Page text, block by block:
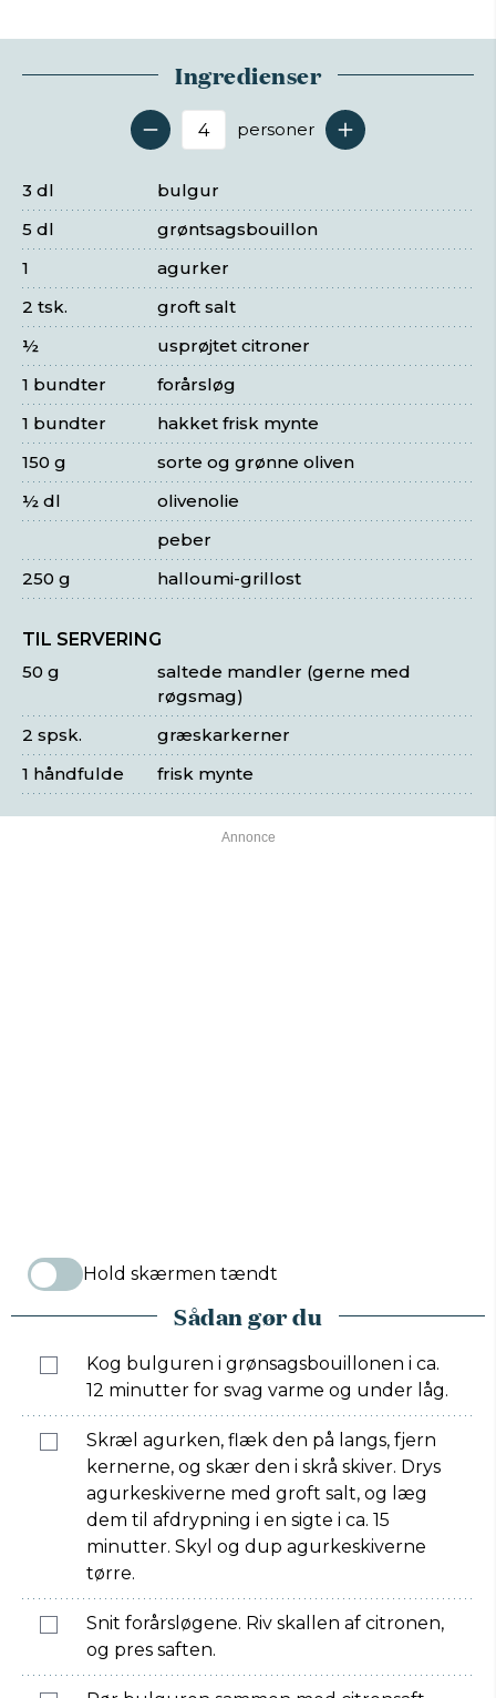
Ingredienser
Antal serveringer
personer
bulgur
3 dl
grøntsagsbouillon
5 dl
agurker
1
groft salt
2 tsk.
usprøjtet citroner
½
forårsløg
1 bundter
hakket frisk mynte
1 bundter
sorte og grønne oliven
150 g
olivenolie
½ dl
peber
halloumi-grillost
250 g
TIL SERVERING
saltede mandler (gerne med
røgsmag)
50 g
græskarkerner
2 spsk.
frisk mynte
1 håndfulde
Hold skærmen tændt
Sådan gør du
Kog bulguren i grønsagsbouillonen i ca.
12 minutter for svag varme og under låg.
Skræl agurken, flæk den på langs, fjern
kernerne, og skær den i skrå skiver. Drys
agurkeskiverne med groft salt, og læg
dem til afdrypning i en sigte i ca. 15
minutter. Skyl og dup agurkeskiverne
tørre.
Snit forårsløgene. Riv skallen af citronen,
og pres saften.